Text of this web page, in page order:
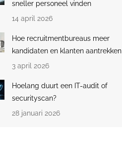
sneller personeel vinden
14 april 2026
Hoe recruitmentbureaus meer
kandidaten en klanten aantrekken
3 april 2026
Hoelang duurt een IT-audit of
securityscan?
28 januari 2026